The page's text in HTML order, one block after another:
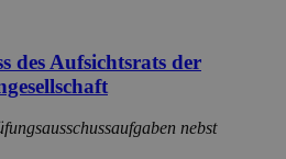
des Aufsichtsrats der
nebst